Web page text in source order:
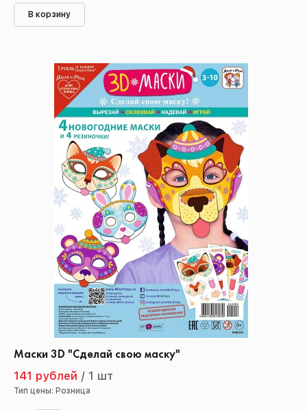
В корзину
Маски 3D "Сделай свою маску"
141 рублей / 1 шт
Тип цены: Розница